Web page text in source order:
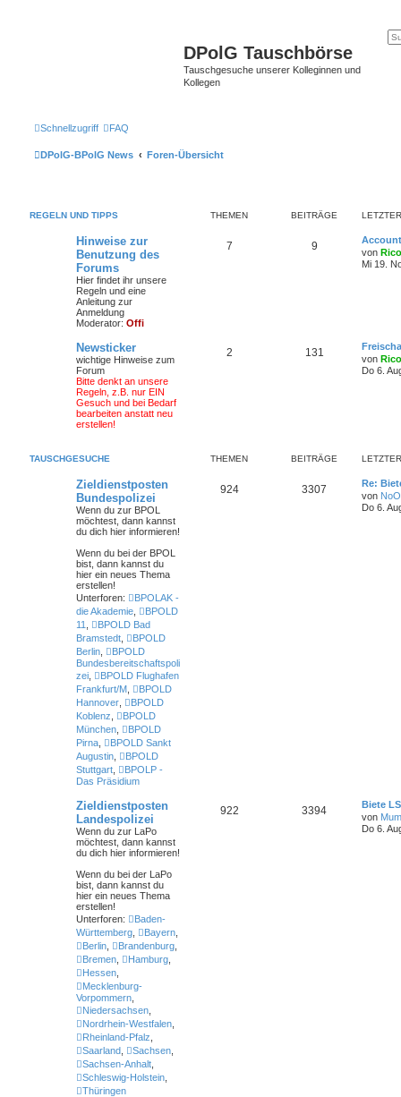
DPolG Tauschbörse
Tauschgesuche unserer Kolleginnen und
Kollegen
Schnellzugriff FAQ
DPolG-BPolG News Foren-Übersicht
REGELN UND TIPPS THEMEN BEITRÄGE
Hinweise zur
Benutzung des
Forums
Hier findet ihr unsere
Regeln und eine
Anleitung zur
Anmeldung
Moderator: Offi
7 9
von
Mi 19.
Newsticker
wichtige Hinweise zum
Forum
Bitte denkt an unsere
Regeln, z.B. nur EIN
Gesuch und bei Bedarf
bearbeiten anstatt neu
erstellen!
2 131
von
Do 6.
TAUSCHGESUCHE THEMEN BEITRÄGE
Zieldienstposten
Bundespolizei
Wenn du zur BPOL
möchtest, dann kannst
du dich hier informieren!
Wenn du bei der BPOL
bist , dann kannst du
hier ein neues Thema
erstellen!
Unterforen:
BPOLAK -
die Akademie
BPOLD
11
BPOLD Bad
Bramstedt
BPOLD
Berlin
BPOLD
Bundesbereitschaftspoli
zei
BPOLD Flughafen
Frankfurt/M
BPOLD
Hannover
BPOLD
Koblenz
BPOLD
München
BPOLD
Pirna
BPOLD Sankt
Augustin
BPOLD
Stuttgart
BPOLP -
Das Präsidium
924 3307
Re:
von
Do 6.
Zieldienstposten
Landespolizei
Wenn du zur LaPo
möchtest, dann kannst
du dich hier informieren!
Wenn du bei der LaPo
bist , dann kannst du
hier ein neues Thema
erstellen!
Unterforen:
Baden-
Württemberg
Bayern
Berlin
Brandenburg
Bremen
Hamburg
Hessen
Mecklenburg-
Vorpommern
Niedersachsen
Nordrhein-Westfalen
Rheinland-Pfalz
Saarland
Sachsen
Sachsen-Anhalt
Schleswig-Holstein
Thüringen
922 3394
Biete
von
Do 6.